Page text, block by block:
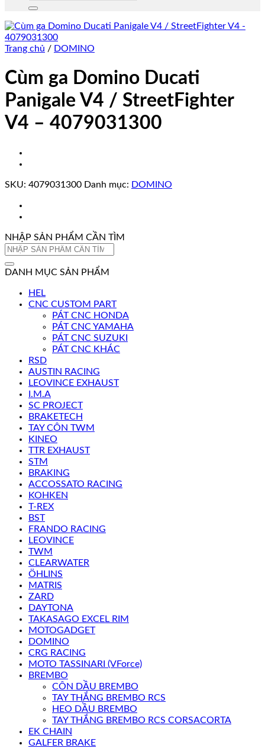
Trang chủ / DOMINO
Cùm ga Domino Ducati
Panigale V4 / StreetFighter
V4 – 4079031300
SKU: 4079031300 Danh mục: DOMINO
NHẬP SẢN PHẨM CẦN TÌM
Tìm
DANH MỤC SẢN PHẨM
HEL
CNC CUSTOM PART
PÁT CNC HONDA
PÁT CNC YAMAHA
PÁT CNC SUZUKI
PÁT CNC KHÁC
RSD
AUSTIN RACING
LEOVINCE EXHAUST
I.M.A
SC PROJECT
BRAKETECH
TAY CÔN TWM
KINEO
TTR EXHAUST
STM
BRAKING
ACCOSSATO RACING
KOHKEN
T-REX
BST
FRANDO RACING
LEOVINCE
TWM
CLEARWATER
ÖHLINS
MATRIS
ZARD
DAYTONA
TAKASAGO EXCEL RIM
MOTOGADGET
DOMINO
CRG RACING
MOTO TASSINARI (VForce)
BREMBO
CÔN DẦU BREMBO
TAY THẮNG BREMBO RCS
HEO DẦU BREMBO
TAY THẮNG BREMBO RCS CORSACORTA
EK CHAIN
GALFER BRAKE